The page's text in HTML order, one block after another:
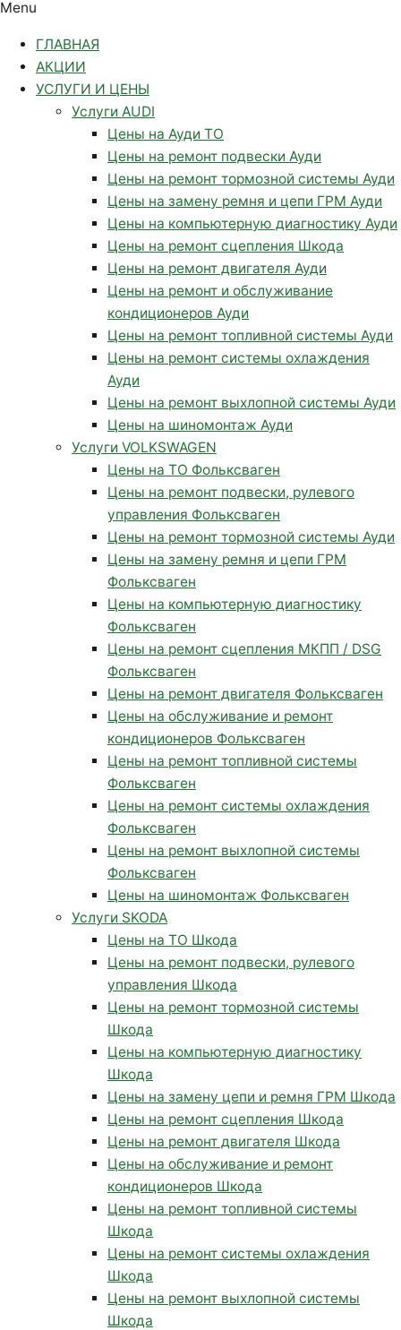
Menu
ГЛАВНАЯ
АКЦИИ
УСЛУГИ И ЦЕНЫ
Услуги AUDI
Цены на Ауди ТО
Цены на ремонт подвески Ауди
Цены на ремонт тормозной системы Ауди
Цены на замену ремня и цепи ГРМ Ауди
Цены на компьютерную диагностику Ауди
Цены на ремонт сцепления Шкода
Цены на ремонт двигателя Ауди
Цены на ремонт и обслуживание
кондиционеров Ауди
Цены на ремонт топливной системы Ауди
Цены на ремонт системы охлаждения
Ауди
Цены на ремонт выхлопной системы Ауди
Цены на шиномонтаж Ауди
Услуги VOLKSWAGEN
Цены на ТО Фольксваген
Цены на ремонт подвески, рулевого
управления Фольксваген
Цены на ремонт тормозной системы Ауди
Цены на замену ремня и цепи ГРМ
Фольксваген
Цены на компьютерную диагностику
Фольксваген
Цены на ремонт сцепления МКПП / DSG
Фольксваген
Цены на ремонт двигателя Фольксваген
Цены на обслуживание и ремонт
кондиционеров Фольксваген
Цены на ремонт топливной системы
Фольксваген
Цены на ремонт системы охлаждения
Фольксваген
Цены на ремонт выхлопной системы
Фольксваген
Цены на шиномонтаж Фольксваген
Услуги SKODA
Цены на ТО Шкода
Цены на ремонт подвески, рулевого
управления Шкода
Цены на ремонт тормозной системы
Шкода
Цены на компьютерную диагностику
Шкода
Цены на замену цепи и ремня ГРМ Шкода
Цены на ремонт сцепления Шкода
Цены на ремонт двигателя Шкода
Цены на обслуживание и ремонт
кондиционеров Шкода
Цены на ремонт топливной системы
Шкода
Цены на ремонт системы охлаждения
Шкода
Цены на ремонт выхлопной системы
Шкода